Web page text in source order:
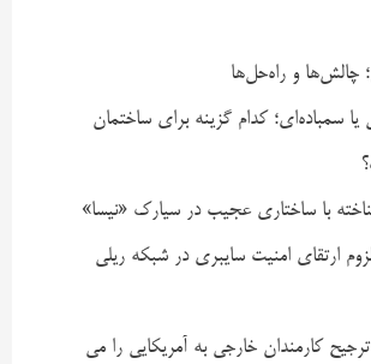
چالش‌ها و راه‌حل‌ها
یا سمباده‌ای؛ کدام گزینه برای ساختمان
با ساختاری عجیب در سیارک «نیسا»
ارتقای امنیت سایبری در شبکه ریلی
کارمندان خارجی به آمریکایی را می